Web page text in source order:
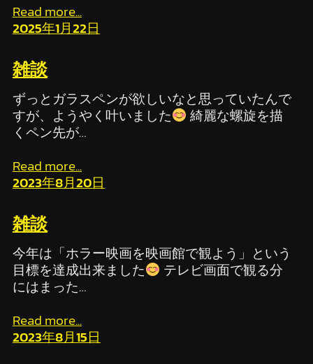
Read more...
2025年1月22日
雑談
ずっとガラスペンが欲しいなと思っていたんで
すが、ようやく叶いました
綺麗な螺旋を描
くペン先が…
Read more...
2023年8月20日
雑談
今年は「ホラー映画を映画館で観よう」という
目標を達成出来ました
テレビ画面で観る分
にはまった…
Read more...
2023年8月15日